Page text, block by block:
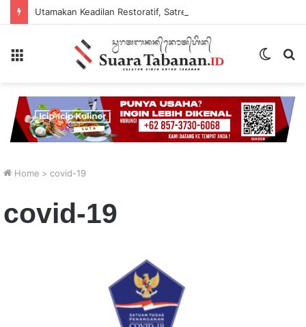
Switch
Home > covid-19
covid-19